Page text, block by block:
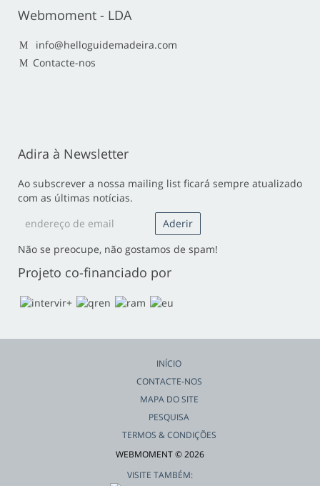
Webmoment - LDA
info@helloguidemadeira.com
Contacte-nos
Adira à Newsletter
Ao subscrever a nossa mailing list ficará sempre atualizado
com as últimas notícias.
Não se preocupe, não gostamos de spam!
Projeto co-financiado por
INÍCIO
CONTACTE-NOS
MAPA DO SITE
PESQUISA
TERMOS & CONDIÇÕES
WEBMOMENT © 2026
VISITE TAMBÉM: